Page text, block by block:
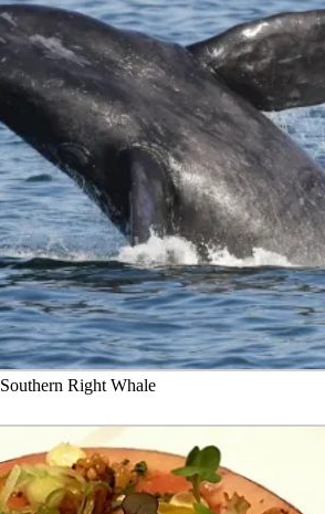
Southern Right Whale